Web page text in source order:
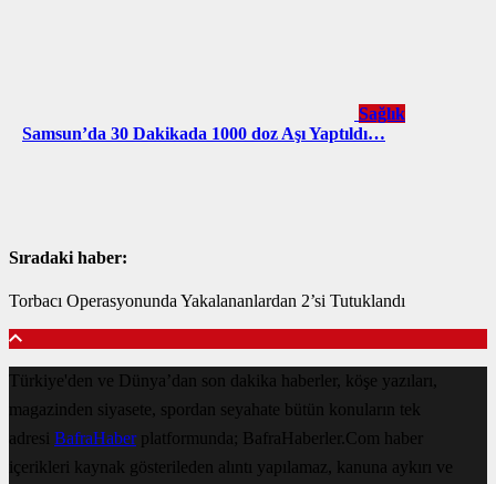
Sağlık
Samsun’da 30 Dakikada 1000 doz Aşı Yaptıldı…
Sıradaki haber:
Torbacı Operasyonunda Yakalananlardan 2’si Tutuklandı
Türkiye'den ve Dünya’dan son dakika haberler, köşe yazıları,
magazinden siyasete, spordan seyahate bütün konuların tek
adresi BafraHaberplatformunda; BafraHaberler.Com haber
içerikleri kaynak gösterileden alıntı yapılamaz, kanuna aykırı ve